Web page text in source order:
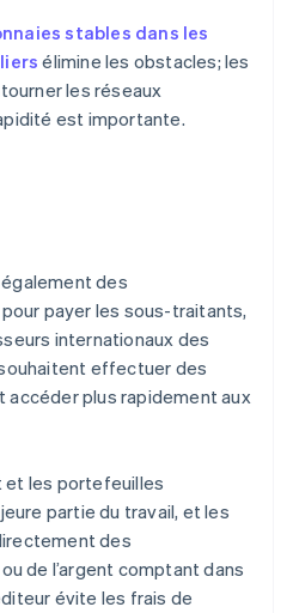
stables dans les
élimine les obstacles; les
les réseaux
est importante.
des
payer les sous-traitants,
internationaux des
effectuer des
accéder plus rapidement aux
et les portefeuilles
partie du travail, et les
des
de l’argent comptant dans
évite les frais de